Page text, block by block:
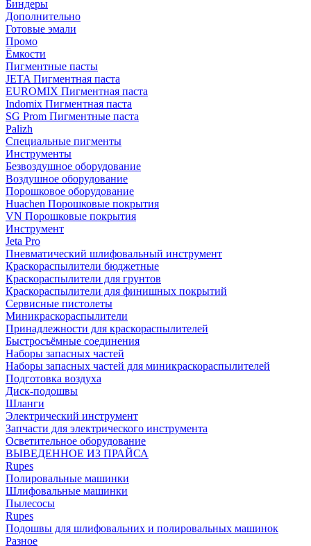
Биндеры
Дополнительно
Готовые эмали
Промо
Ёмкости
Пигментные пасты
JETA Пигментная паста
EUROMIX Пигментная паста
Indomix Пигментная паста
SG Prom Пигментные паста
Palizh
Специальные пигменты
Инструменты
Безвоздушное оборудование
Воздушное оборудование
Порошковое оборудование
Huachen Порошковые покрытия
VN Порошковые покрытия
Инструмент
Jeta Pro
Пневматический шлифовальный инструмент
Краскораспылители бюджетные
Краскораспылители для грунтов
Краскораспылители для финишных покрытий
Сервисные пистолеты
Миникраскораспылители
Принадлежности для краскораспылителей
Быстросъёмные соединения
Наборы запасных частей
Наборы запасных частей для миникраскораспылителей
Подготовка воздуха
Диск-подошвы
Шланги
Электрический инструмент
Запчасти для электрического инструмента
Осветительное оборудование
ВЫВЕДЕННОЕ ИЗ ПРАЙСА
Rupes
Полировальные машинки
Шлифовальные машинки
Пылесосы
Rupes
Подошвы для шлифовальних и полировальных машинок
Разное